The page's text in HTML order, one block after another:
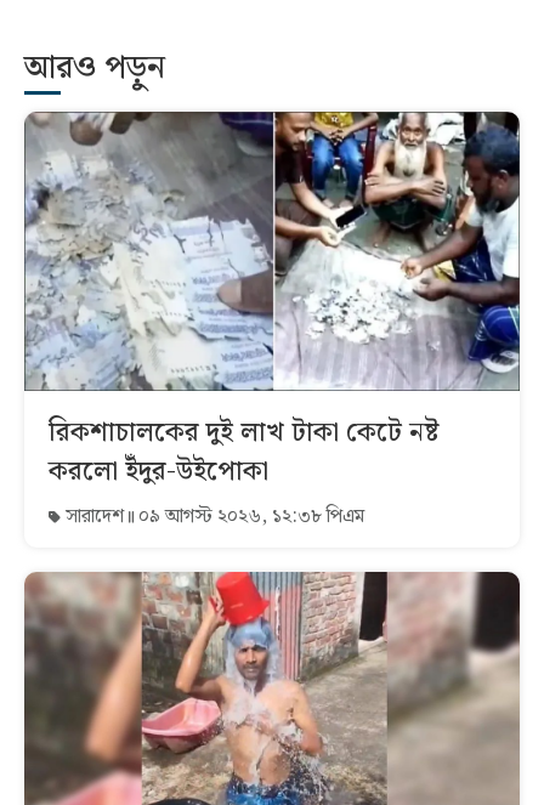
আরও পড়ুন
রিকশাচালকের দুই লাখ টাকা কেটে নষ্ট
করলো ইঁদুর-উইপোকা
সারাদেশ ০৯ আগস্ট ২০২৬, ১২:৩৮ পিএম